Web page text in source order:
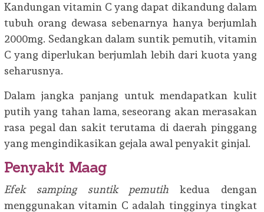
Kandungan vitamin C yang dapat dikandung dalam
tubuh orang dewasa sebenarnya hanya berjumlah
2000mg. Sedangkan dalam suntik pemutih, vitamin
C yang diperlukan berjumlah lebih dari kuota yang
seharusnya.
Dalam jangka panjang untuk mendapatkan kulit
putih yang tahan lama, seseorang akan merasakan
rasa pegal dan sakit terutama di daerah pinggang
yang mengindikasikan gejala awal penyakit ginjal.
Penyakit Maag
Efek samping suntik pemutihkedua dengan
menggunakan vitamin C adalah tingginya tingkat